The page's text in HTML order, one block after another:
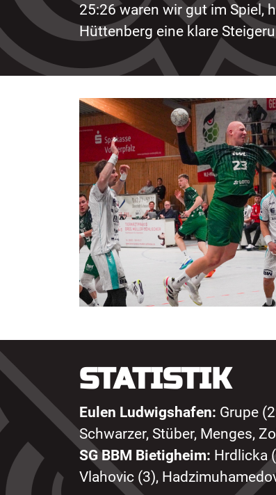
25:26 waren wir gut im Spiel,
Hüttenberg eine klare
STATISTIK
Eulen Ludwigshafen: Grupe
Schwarzer, Stüber, Menges,
SG BBM Bietigheim: Hrdlicka
Vlahovic (3),